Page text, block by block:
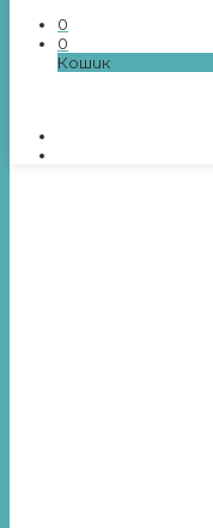
0
0
Кошик